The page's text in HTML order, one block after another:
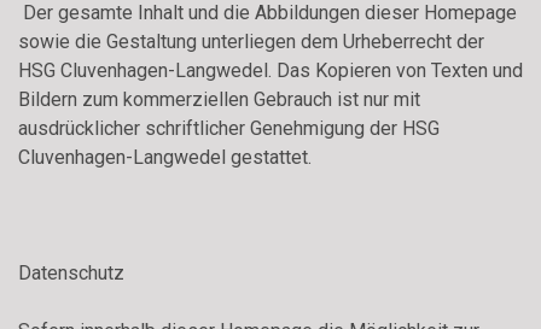
Der gesamte Inhalt und die Abbildungen dieser Homepage
sowie die Gestaltung unterliegen dem Urheberrecht der
HSG Cluvenhagen-Langwedel. Das Kopieren von Texten und
Bildern zum kommerziellen Gebrauch ist nur mit
ausdrücklicher schriftlicher Genehmigung der HSG
Cluvenhagen-Langwedel gestattet.
Datenschutz